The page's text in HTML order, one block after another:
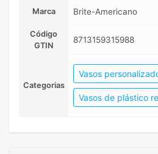
Marca Brite-Americano
Código
GTIN
8713159315988
Categorias
Vasos
Vasos de plástico